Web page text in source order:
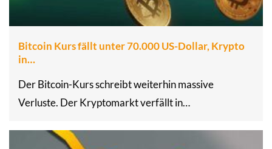
Bitcoin Kurs fällt unter 70.000 US-Dollar, Krypto
in…
Der Bitcoin-Kurs schreibt weiterhin massive
Verluste. Der Kryptomarkt verfällt in…